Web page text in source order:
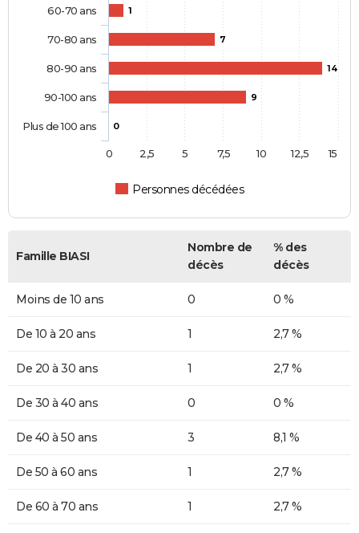
1
7
14
9
0
Personnes décédées
60-70 ans
70-80 ans
80-90 ans
90-100 ans
Plus de 100 ans
0 2,5 5 7,5 10 12,5 15
Famille BIASI
Nombre de
décès
% des
décès
Moins de 10 ans 0 0 %
De 10 à 20 ans 1 2,7 %
De 20 à 30 ans 1 2,7 %
De 30 à 40 ans 0 0 %
De 40 à 50 ans 3 8,1 %
De 50 à 60 ans 1 2,7 %
De 60 à 70 ans 1 2,7 %